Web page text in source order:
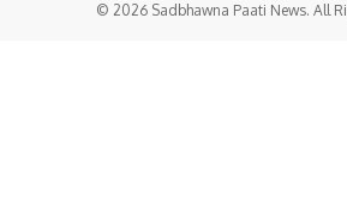
© 2026 Sadbhawna Paati News. All